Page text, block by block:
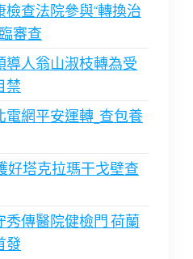
查法院參與“轉換治
審查
人翁山淑枝轉為受
禁
網平安運轉_查包養
好塔克拉瑪干戈壁查
傳醫院健檢門 荷蘭
發